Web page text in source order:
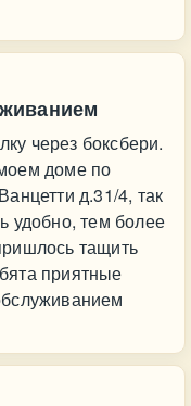
через боксбери.
доме по
д.31/4, так
удобно, тем более
тащить
приятные